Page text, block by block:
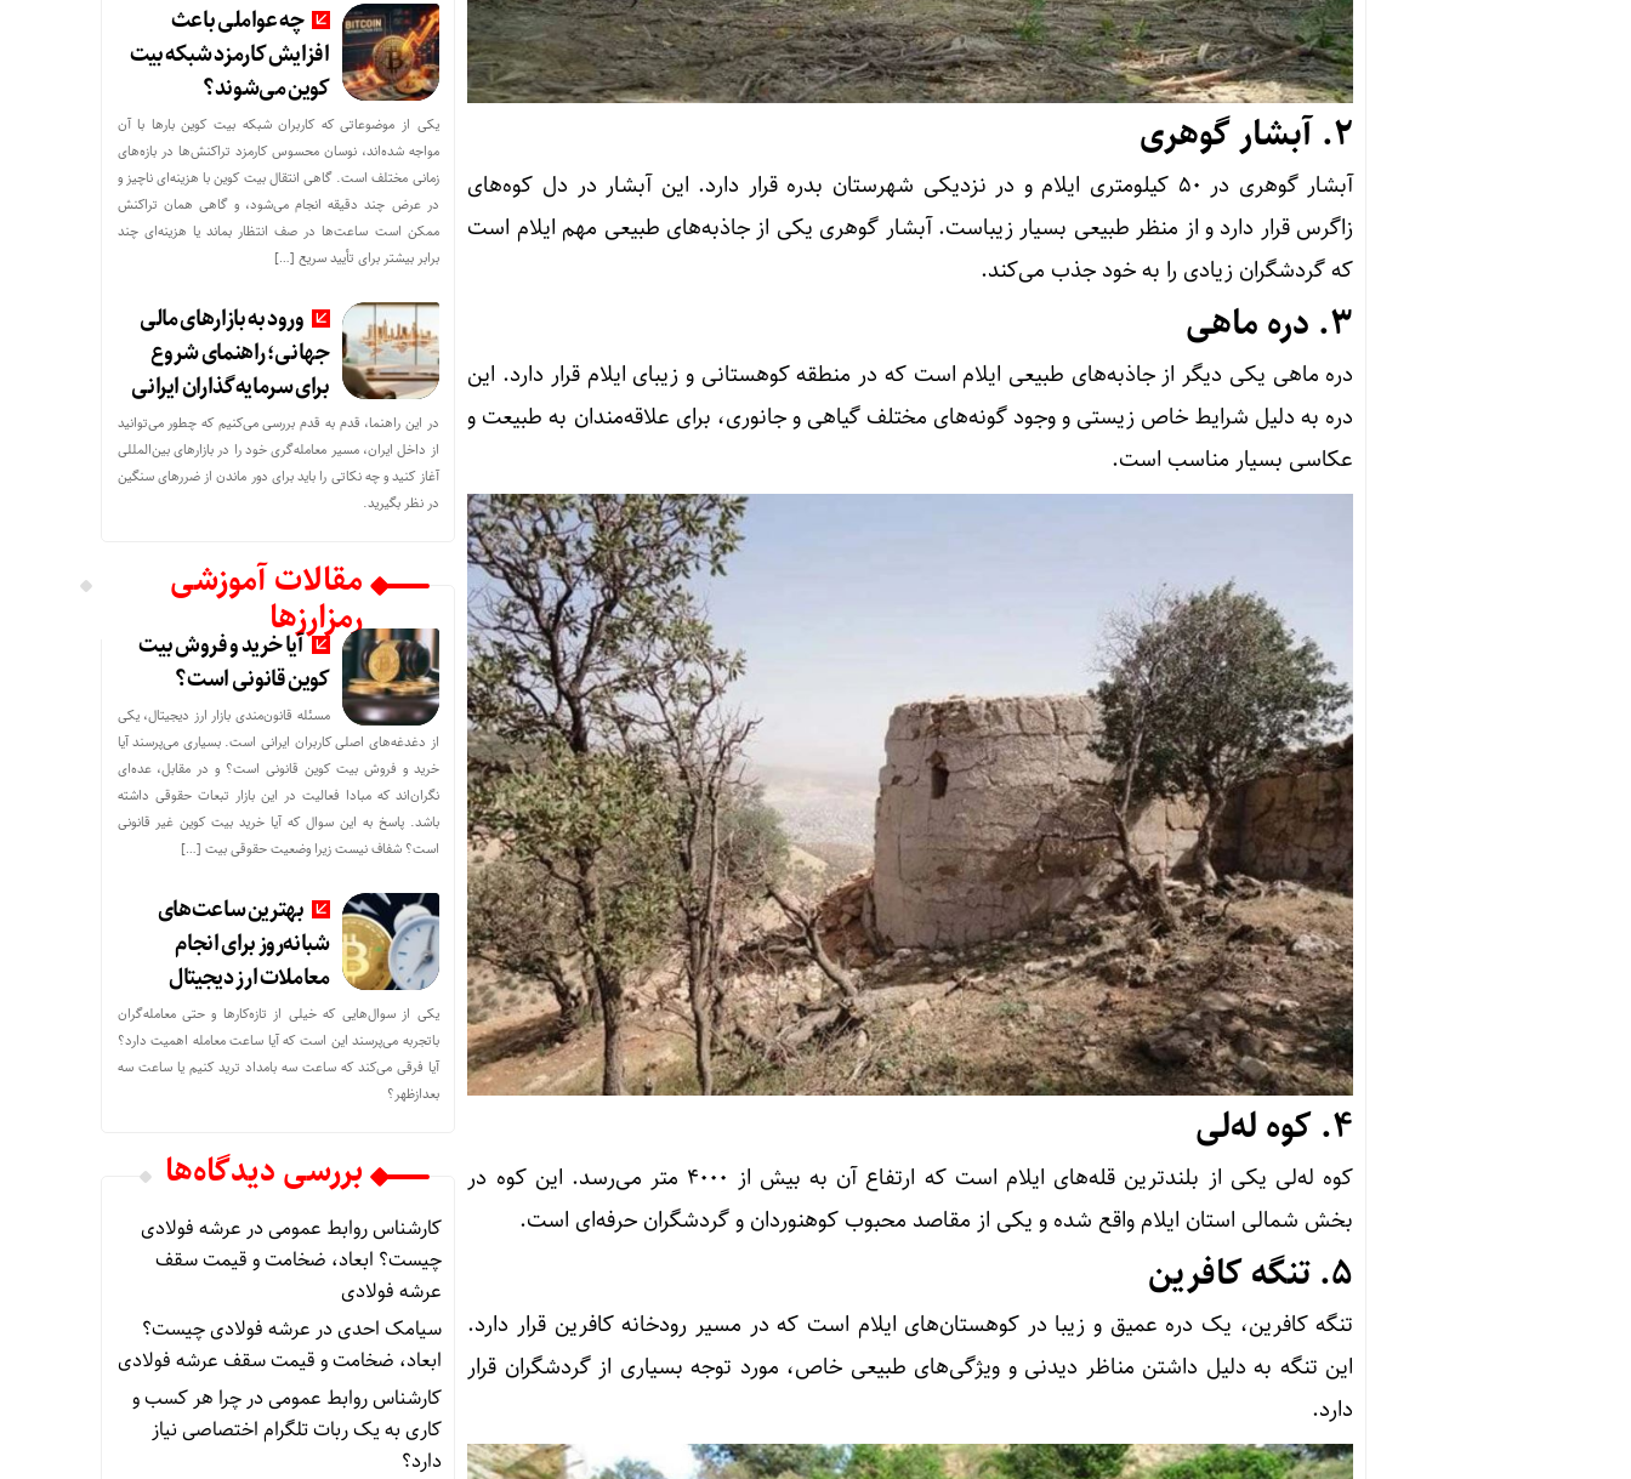
2. آبشار گوهری
آبشار گوهری در ۵۰ کیلومتری ایلام و در نزدیکی شهرستان بدره قرار دارد. این آبشار در دل کوه‌های
زاگرس قرار دارد و از منظر طبیعی بسیار زیباست. آبشار گوهری یکی از جاذبه‌های طبیعی مهم ایلام است
که گردشگران زیادی را به خود جذب می‌کند.
3. دره ماهی
دره ماهی یکی دیگر از جاذبه‌های طبیعی ایلام است که در منطقه کوهستانی و زیبای ایلام قرار دارد. این
دره به دلیل شرایط خاص زیستی و وجود گونه‌های مختلف گیاهی و جانوری، برای علاقه‌مندان به طبیعت و
عکاسی بسیار مناسب است.
4. کوه له‌لی
کوه له‌لی یکی از بلندترین قله‌های ایلام است که ارتفاع آن به بیش از ۴۰۰۰ متر می‌رسد. این کوه در
بخش شمالی استان ایلام واقع شده و یکی از مقاصد محبوب کوهنوردان و گردشگران حرفه‌ای است.
5. تنگه کافرین
تنگه کافرین، یک دره عمیق و زیبا در کوهستان‌های ایلام است که در مسیر رودخانه کافرین قرار دارد.
این تنگه به دلیل داشتن مناظر دیدنی و ویژگی‌های طبیعی خاص، مورد توجه بسیاری از گردشگران قرار
دارد.
چه عواملی باعث
افزایش کارمزد شبکه بیت
کوین می‌شوند؟
یکی از موضوعاتی که کاربران شبکه بیت کوین بارها با آن
مواجه شده‌اند، نوسان محسوس کارمزد تراکنش‌ها در بازه‌های
زمانی مختلف است. گاهی انتقال بیت کوین با هزینه‌ای ناچیز و
در عرض چند دقیقه انجام می‌شود، و گاهی همان تراکنش
ممکن است ساعت‌ها در صف انتظار بماند یا هزینه‌ای چند
برابر بیشتر برای تأیید سریع […]
ورود به بازارهای مالی
جهانی؛ راهنمای شروع
برای سرمایه‌گذاران ایرانی
در این راهنما، قدم به قدم بررسی می‌کنیم که چطور می‌توانید
از داخل ایران، مسیر معامله‌گری خود را در بازارهای بین‌المللی
آغاز کنید و چه نکاتی را باید برای دور ماندن از ضررهای سنگین
در نظر بگیرید.
مقالات آموزشی
رمزارزهاآیا خرید و فروش بیت
کوین قانونی است؟
مسئله قانون‌مندی بازار ارز دیجیتال، یکی
از دغدغه‌های اصلی کاربران ایرانی است. بسیاری می‌پرسند آیا
خرید و فروش بیت کوین قانونی است؟ و در مقابل، عده‌ای
نگران‌اند که مبادا فعالیت در این بازار تبعات حقوقی داشته
باشد. پاسخ به این سوال که آیا خرید بیت کوین غیر قانونی
است؟ شفاف نیست زیرا وضعیت حقوقی بیت‌ […]
بهترین ساعت‌های
شبانه‌روز برای انجام
معاملات ارز دیجیتال
یکی از سوال‌هایی که خیلی از تازه‌کارها و حتی معامله‌گران
باتجربه می‌پرسند این است که آیا ساعت معامله اهمیت دارد؟
آیا فرقی می‌کند که ساعت سه بامداد ترید کنیم یا ساعت سه
بعدازظهر؟
بررسی دیدگاه‌ها
کارشناس روابط عمومیدر عرشه فولادی
چیست؟ ابعاد، ضخامت و قیمت سقف
عرشه فولادی
سیامک احدیدر عرشه فولادی چیست؟
ابعاد، ضخامت و قیمت سقف عرشه فولادی
کارشناس روابط عمومیدرچرا هر کسب‌ و
کاری به یک ربات تلگرام اختصاصی نیاز
دارد؟